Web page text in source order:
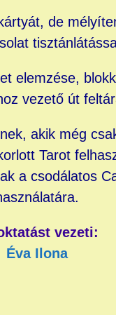
de
elemzése,
vezető út
akik még
Tarot
a csodálatos
vezeti:
Éva Ilona